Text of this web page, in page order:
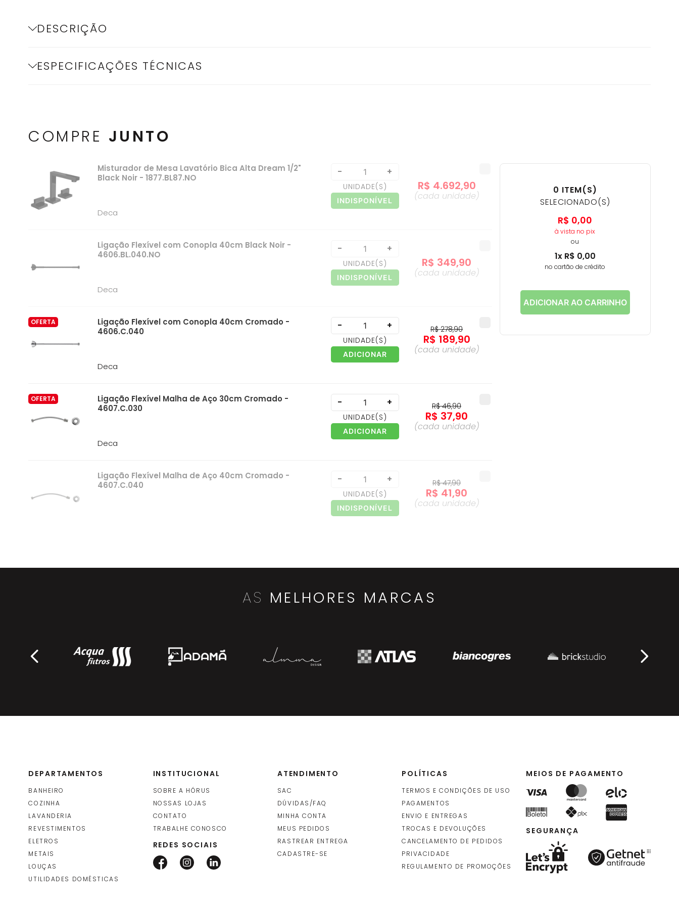
DESCRIÇÃO
ESPECIFICAÇÕES TÉCNICAS
COMPRE JUNTO
Misturador de Mesa Lavatório Bica Alta Dream 1/2"
Black Noir - 1877.BL87.NO
Deca
- +
UNIDADE(S)
INDISPONÍVEL
R$ 4.692,90
(cada unidade)
Ligação Flexível com Conopla 40cm Black Noir -
4606.BL.040.NO
Deca
- +
UNIDADE(S)
INDISPONÍVEL
R$ 349,90
(cada unidade)
OFERTA
Ligação Flexível com Conopla 40cm Cromado -
4606.C.040
Deca
- +
UNIDADE(S)
ADICIONAR
R$ 278,90
R$ 189,90
(cada unidade)
OFERTA
Ligação Flexível Malha de Aço 30cm Cromado -
4607.C.030
Deca
- +
UNIDADE(S)
ADICIONAR
R$ 46,90
R$ 37,90
(cada unidade)
Ligação Flexível Malha de Aço 40cm Cromado -
4607.C.040
- +
UNIDADE(S)
INDISPONÍVEL
R$ 47,90
R$ 41,90
(cada unidade)
UNIDADE(S) R$72,90
UNIDADE
ADICIONAR (cada unidade)
0 ITEM(S)
SELECIONADO(S)
R$ 0,00
à vista no pix
ou
1x R$ 0,00
no cartão de crédito
ADICIONAR AO CARRINHO
AS MELHORES MARCAS
DEPARTAMENTOS
BANHEIRO
COZINHA
LAVANDERIA
REVESTIMENTOS
ELETROS
METAIS
LOUÇAS
UTILIDADES DOMÉSTICAS
INSTITUCIONAL
SOBRE A HÓRUS
NOSSAS LOJAS
CONTATO
TRABALHE CONOSCO
REDES SOCIAIS
ATENDIMENTO
SAC
DÚVIDAS/FAQ
MINHA CONTA
MEUS PEDIDOS
RASTREAR ENTREGA
CADASTRE-SE
POLÍTICAS
TERMOS E CONDIÇÕES DE USO
PAGAMENTOS
ENVIO E ENTREGAS
TROCAS E DEVOLUÇÕES
CANCELAMENTO DE PEDIDOS
PRIVACIDADE
REGULAMENTO DE PROMOÇÕES
MEIOS DE PAGAMENTO
SEGURANÇA